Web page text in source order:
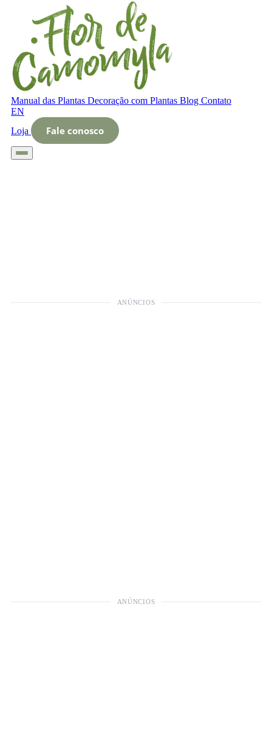
Manual das Plantas Decoração com Plantas Blog Contato
EN
Loja
Fale conosco
ANÚNCIOS
ANÚNCIOS